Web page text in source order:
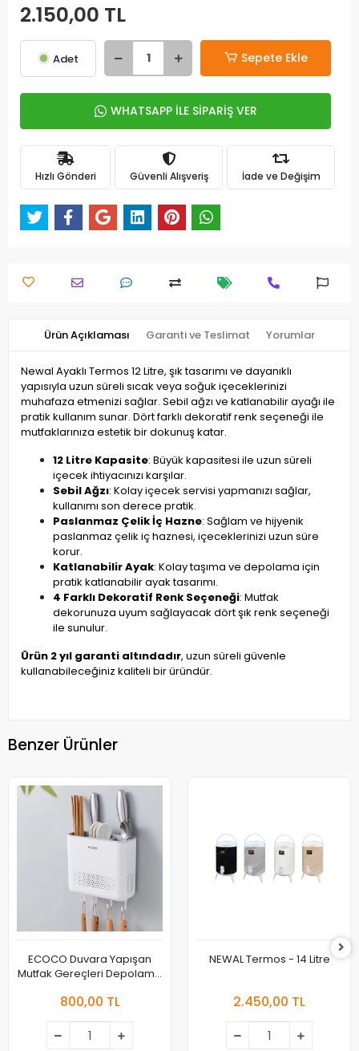
2.150,00 TL
Adet Sepete Ekle
WHATSAPP İLE SİPARİŞ VER
Hızlı Gönderi Güvenli Alışveriş İade ve Değişim
Ürün Açıklaması Garanti ve Teslimat Yorumlar
Newal Ayaklı Termos 12 Litre, şık tasarımı ve dayanıklı
yapısıyla uzun süreli sıcak veya soğuk içeceklerinizi
muhafaza etmenizi sağlar. Sebil ağzı ve katlanabilir ayağı ile
pratik kullanım sunar. Dört farklı dekoratif renk seçeneği ile
mutfaklarınıza estetik bir dokunuş katar.
12 Litre Kapasite: Büyük kapasitesi ile uzun süreli
içecek ihtiyacınızı karşılar.
Sebil Ağzı: Kolay içecek servisi yapmanızı sağlar,
kullanımı son derece pratik.
Paslanmaz Çelik İç Hazne: Sağlam ve hijyenik
paslanmaz çelik iç haznesi, içeceklerinizi uzun süre
korur.
Katlanabilir Ayak: Kolay taşıma ve depolama için
pratik katlanabilir ayak tasarımı.
4 Farklı Dekoratif Renk Seçeneği: Mutfak
dekorunuza uyum sağlayacak dört şık renk seçeneği
ile sunulur.
Ürün 2 yıl garanti altındadır, uzun süreli güvenle
kullanabileceğiniz kaliteli bir üründür.
Benzer Ürünler
ECOCO Duvara Yapışan
Mutfak Gereçleri Depolama
800,00 TL
NEWAL Termos - 14 Litre
2.450,00 TL